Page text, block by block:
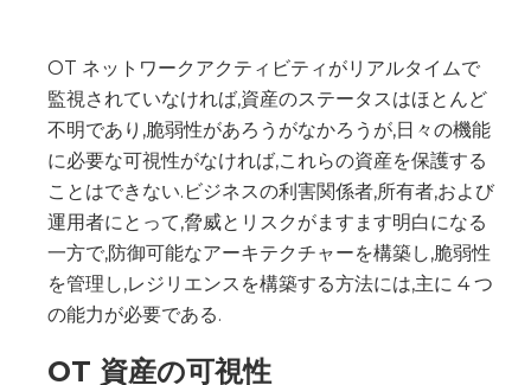
OT ネットワークアクティビティがリアルタイムで
監視されていなければ,資産のステータスはほとんど
不明であり,脆弱性があろうがなかろうが,日々の機能
に必要な可視性がなければ,これらの資産を保護する
ことはできない.ビジネスの利害関係者,所有者,および
運用者にとって,脅威とリスクがますます明白になる
一方で,防御可能なアーキテクチャーを構築し,脆弱性
を管理し,レジリエンスを構築する方法には,主に 4 つ
の能力が必要である.
OT 資産の可視性